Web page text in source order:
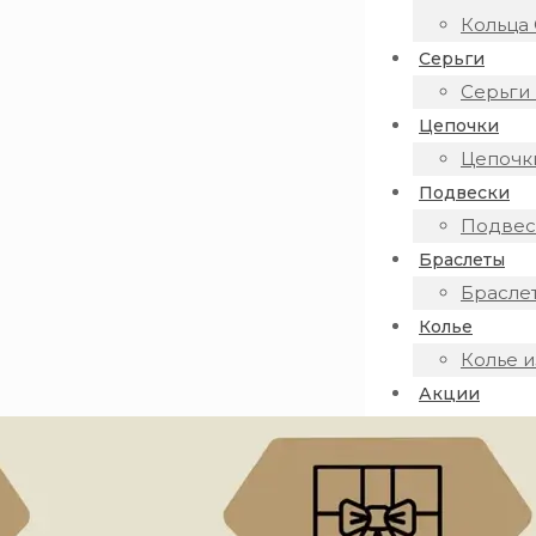
Кольца
Серьги
Серьги
Цепочки
Подвески
Браслеты
Колье
Колье
Акции